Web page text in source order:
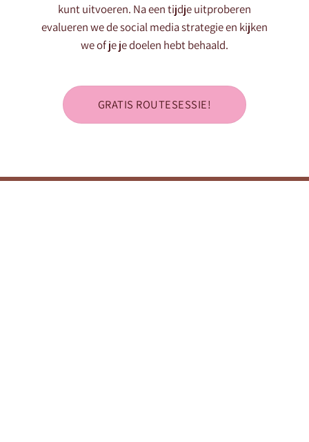
kunt uitvoeren. Na een tijdje uitproberen
evalueren we de social media strategie en kijken
we of je je doelen hebt behaald.
GRATIS ROUTESESSIE!